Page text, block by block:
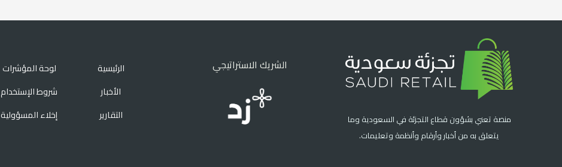
منصة تعني بشؤون قطاع التجزئة في السعودية وما
يتعلق به من أخبار وأرقام وأنظمة وتعليمات.
الشريك الاستراتيجي
الرئيسية
الأخبار
التقارير
لوحة المؤشرات
شروط الإستخدام
إخلاء المسؤولية